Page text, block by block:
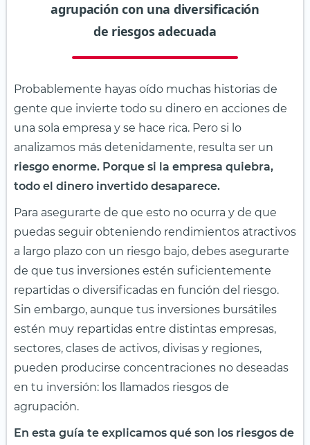
agrupación con una diversificación
de riesgos adecuada
Probablemente hayas oído muchas historias de
gente que invierte todo su dinero en acciones de
una sola empresa y se hace rica. Pero si lo
analizamos más detenidamente, resulta ser un
riesgo enorme. Porque si la empresa quiebra,
todo el dinero invertido desaparece.
Para asegurarte de que esto no ocurra y de que
puedas seguir obteniendo rendimientos atractivos
a largo plazo con un riesgo bajo, debes asegurarte
de que tus inversiones estén suficientemente
repartidas o diversificadas en función del riesgo.
Sin embargo, aunque tus inversiones bursátiles
estén muy repartidas entre distintas empresas,
sectores, clases de activos, divisas y regiones,
pueden producirse concentraciones no deseadas
en tu inversión: los llamados riesgos de
agrupación.
En esta guía te explicamos qué son los riesgos de